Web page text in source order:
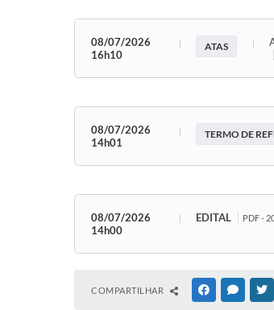
08/07/2026
16h10
ATAS
08/07/2026
14h01
TERMO DE
08/07/2026
14h00
EDITAL PDF -
COMPARTILHAR FACEBOOK